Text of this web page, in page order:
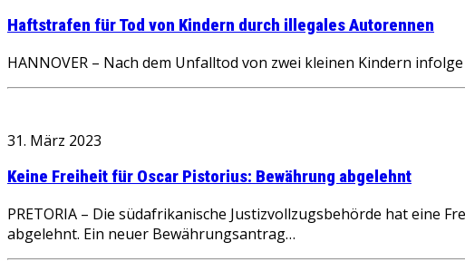
Haftstrafen für Tod von Kindern durch illegales Autorennen
HANNOVER – Nach dem Unfalltod von zwei kleinen Kindern
31. März 2023
Keine Freiheit für Oscar Pistorius: Bewährung abgelehnt
PRETORIA – Die südafrikanische Justizvollzugsbehörde hat
abgelehnt. Ein neuer Bewährungsantrag…